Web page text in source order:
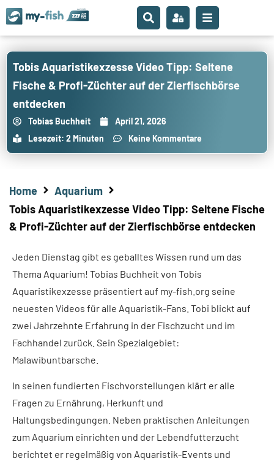
Tobis Aquaristikexzesse Video Tipp: Seltene
Fische & Profi-Züchter auf der Zierfischbörse
entdecken
Tobias Buchheit
April 21, 2026
Lesezeit: 2 Minuten
Keine Kommentare
Home
Aquarium
Tobis Aquaristikexzesse Video Tipp: Seltene Fische
& Profi-Züchter auf der Zierfischbörse entdecken
Jeden Dienstag gibt es geballtes Wissen rund um das
Thema Aquarium! Tobias Buchheit von Tobis
Aquaristikexzesse präsentiert auf my-fish.org seine
neuesten Videos für alle Aquaristik-Fans. Tobi blickt auf
zwei Jahrzehnte Erfahrung in der Fischzucht und im
Fachhandel zurück. Sein Spezialgebiet:
Malawibuntbarsche.
In seinen fundierten Fischvorstellungen klärt er alle
Fragen zu Ernährung, Herkunft und
Haltungsbedingungen. Neben praktischen Anleitungen
zum Aquarium einrichten und der Lebendfutterzucht
berichtet er regelmäßig von Aquaristik-Events und